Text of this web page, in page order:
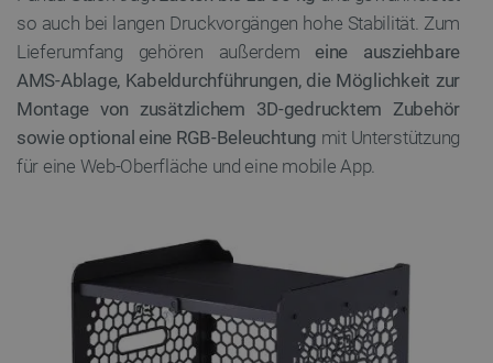
so auch bei langen Druckvorgängen hohe Stabilität. Zum
Lieferumfang gehören außerdem eine ausziehbare
AMS-Ablage, Kabeldurchführungen, die Möglichkeit zur
Montage von zusätzlichem 3D-gedrucktem Zubehör
sowie optional eine RGB-Beleuchtung mit Unterstützung
für eine Web-Oberfläche und eine mobile App.